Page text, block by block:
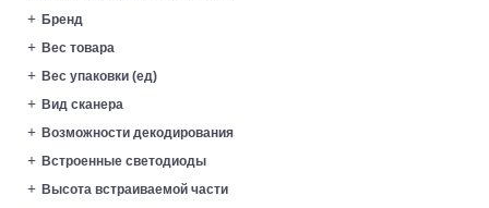
Бренд
Вес товара
Вес упаковки (ед)
Вид сканера
Возможности декодирования
Встроенные светодиоды
Высота встраиваемой части